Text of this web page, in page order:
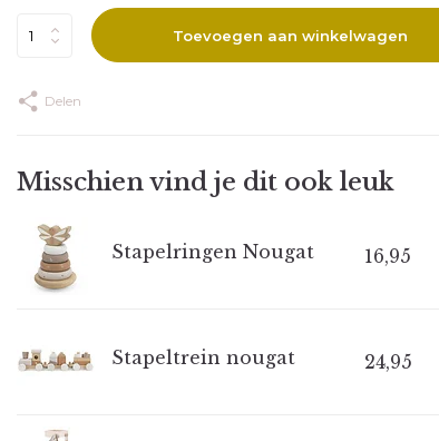
Toevoegen aan winkelwagen
Delen
Misschien vind je dit ook leuk
Stapelringen Nougat 16,95
Stapeltrein nougat 24,95